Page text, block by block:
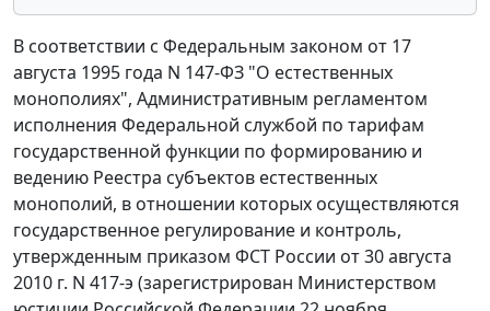
В соответствии с Федеральным законом от 17
августа 1995 года N 147-ФЗ "О естественных
монополиях", Административным регламентом
исполнения Федеральной службой по тарифам
государственной функции по формированию и
ведению Реестра субъектов естественных
монополий, в отношении которых осуществляются
государственное регулирование и контроль,
утвержденным приказом ФСТ России от 30 августа
2010 г. N 417-э (зарегистрирован Министерством